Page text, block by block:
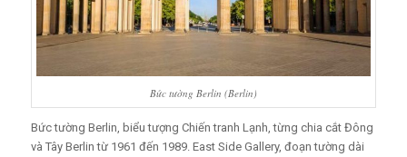
Bức tường Berlin (Berlin)
Bức tường Berlin, biểu tượng Chiến tranh Lạnh, từng chia cắt Đông
và Tây Berlin từ 1961 đến 1989. East Side Gallery, đoạn tường dài